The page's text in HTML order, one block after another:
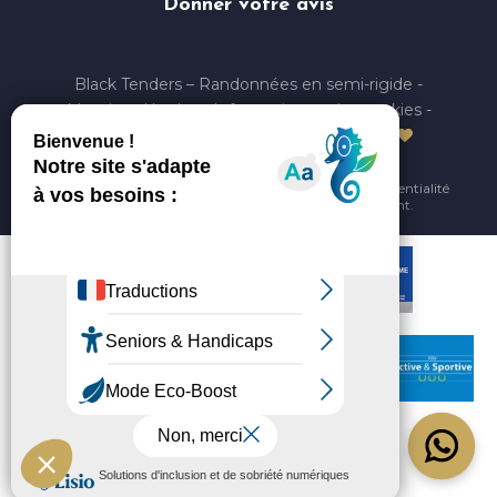
Donner votre avis
Black Tenders – Randonnées en semi-rigide -
Mentions légales-Information sur les cookies -
Politique de Confidentialité
Made with
byIRIS Interactive
Ce site est protégé par reCAPTCHA. Les
règles de confidentialité
et lesconditions d'utilisation de Google s'appliquent.